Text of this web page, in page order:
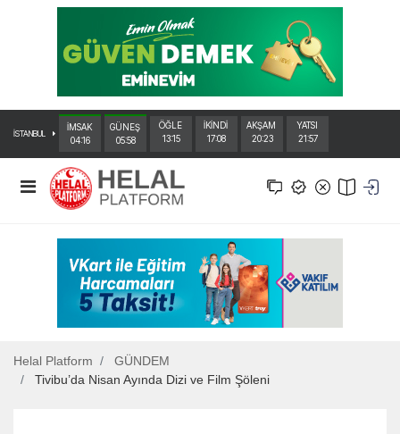
İSTANBUL
İMSAK
04:16
GÜNEŞ
05:58
ÖĞLE
13:15
İKİNDİ
17:08
AKŞAM
20:23
YATSI
21:57
Helal Platform
GÜNDEM
Tivibu’da Nisan Ayında Dizi ve Film Şöleni